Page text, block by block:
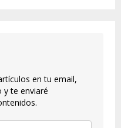
en tu email,
y te enviaré